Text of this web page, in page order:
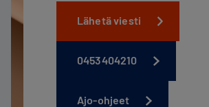
Lähetä viesti
0453404210
Ajo-ohjeet